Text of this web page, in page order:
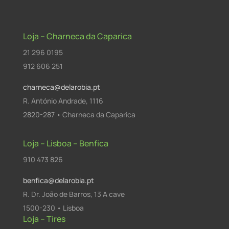
Loja – Charneca da Caparica
21 296 0195
912 606 251
charneca@delarobia.pt
R. António Andrade, 1116
2820-287 • Charneca da Caparica
Loja – Lisboa – Benfica
910 473 826
benfica@delarobia.pt
R. Dr. João de Barros, 13 A cave
1500-230 • Lisboa
Loja – Tires